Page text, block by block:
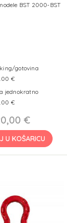
BST 2000-BST
gotovina
€
jednokratno
€
€
U KOŠARICU